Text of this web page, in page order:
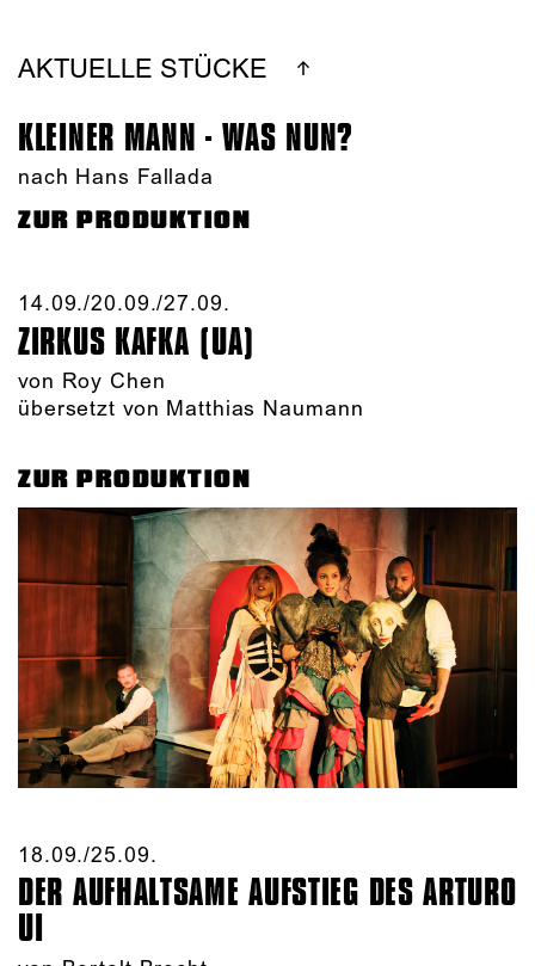
AKTUELLE STÜCKE
KLEINER MANN - WAS NUN?
nach Hans Fallada
ZUR PRODUKTION
14.09./​20.09./​27.09.​
ZIRKUS KAFKA (UA)
von Roy Chen
übersetzt von Matthias Naumann
ZUR PRODUKTION
18.09./​25.09.​
DER AUFHALTSAME AUFSTIEG DES ARTURO
UI